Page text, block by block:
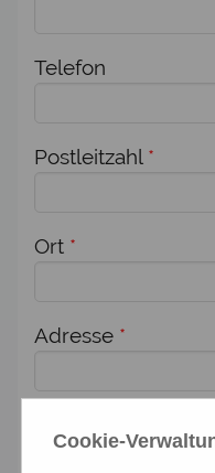
Telefon
Postleitzahl *
Ort *
Adresse *
Zusätzlich melde
diese
Cookie-